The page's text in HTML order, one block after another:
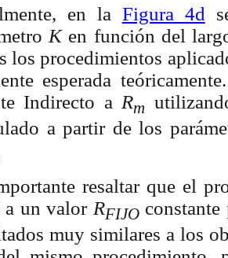
en la Figura 4d
K en función del
los procedimientos
esperada
Indirecto a Rm
a partir de los
resaltar que el
a un valor RFIJO
muy similares a los